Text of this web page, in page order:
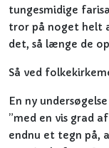
tungesmidige
tror på noget helt
det, så længe de
Så ved
En ny
”med en vis grad
endnu et tegn på,